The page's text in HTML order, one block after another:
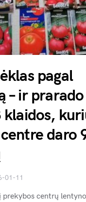
pagal
– ir prarado
klaidos,
daro
01-11
prekybos centrų